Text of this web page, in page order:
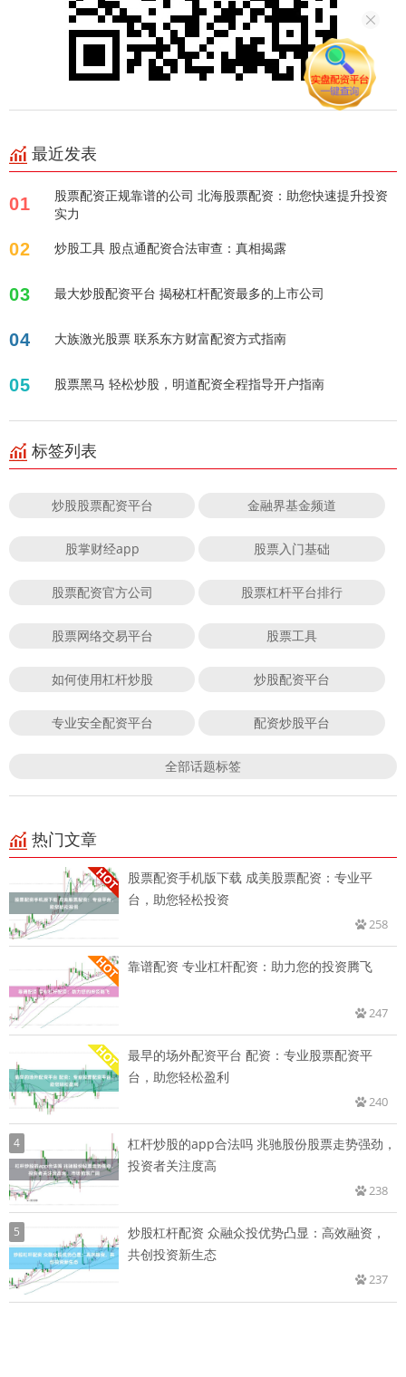
最近发表
01
股票配资正规靠谱的公司 北海股票配资：助您快速提升投资
实力
02 炒股工具 股点通配资合法审查：真相揭露
03 最大炒股配资平台 揭秘杠杆配资最多的上市公司
04 大族激光股票 联系东方财富配资方式指南
05 股票黑马 轻松炒股，明道配资全程指导开户指南
标签列表
炒股股票配资平台 金融界基金频道
股掌财经app 股票入门基础
股票配资官方公司 股票杠杆平台排行
股票网络交易平台 股票工具
如何使用杠杆炒股 炒股配资平台
专业安全配资平台 配资炒股平台
全部话题标签
热门文章
股票配资手机版下载 成美股票配资：专业平
台，助您轻松投资
258
靠谱配资 专业杠杆配资：助力您的投资腾飞
247
最早的场外配资平台 配资：专业股票配资平
台，助您轻松盈利
240
4
杠杆炒股的app合法吗 兆驰股份股票走势强劲，
投资者关注度高
238
5
炒股杠杆配资 众融众投优势凸显：高效融资，
共创投资新生态
237